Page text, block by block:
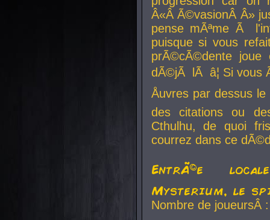
Â«Â Ã©vasionÂ Â»
pense mÃªme Ã
puisque si vous
prÃ©cÃ©dente
dÃ©jÃ lÃ â¦ Si vous
Åuvres par dessus
des citations ou
Cthulhu, de quoi
courrez dans ce
EntrÃ©e
Mysterium, le
Nombre de